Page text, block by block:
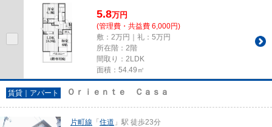
はアパートです。こちらの物件...
5.8万円
(管理費・共益費 6,000円)
敷：2万円｜礼：5万円
所在階：2階
間取り：2LDK
面積：54.49㎡
賃貸｜アパート Ｏｒｉｅｎｔｅ Ｃａｓａ
片町線 「 住道 」駅 徒歩23分